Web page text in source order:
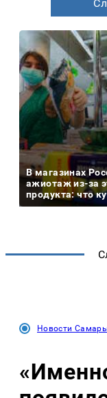
В магазинах
ажиотаж из-за
продукта: что
Новости